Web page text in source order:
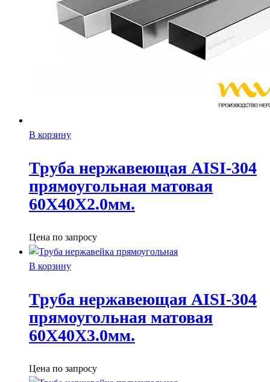
В корзину
Труба нержавеющая AISI-304
прямоугольная матовая
60X40X2.0мм.
Цена по запросу
В корзину
Труба нержавеющая AISI-304
прямоугольная матовая
60X40X3.0мм.
Цена по запросу